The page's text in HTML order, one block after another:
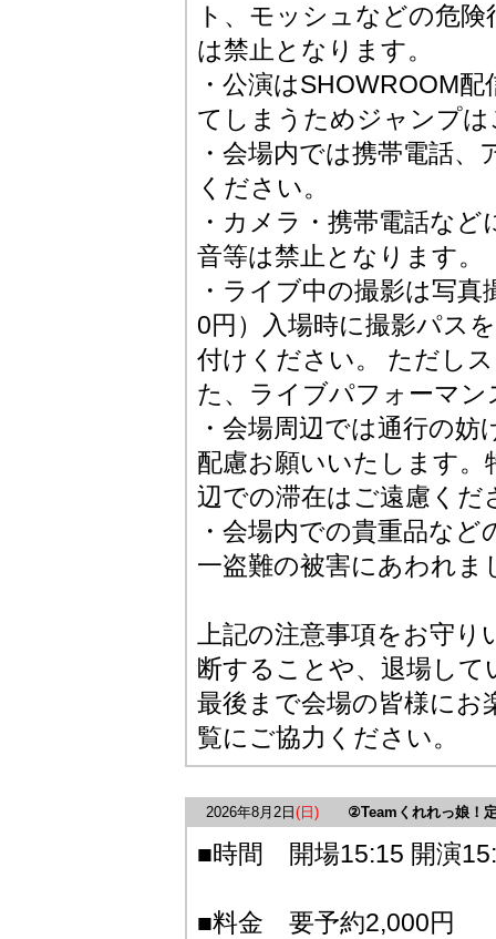
ト、モッシュなどの危
は禁止となります。
・公演はSHOWROOM
てしまうためジャンプ
・会場内では携帯電話
ください。
・カメラ・携帯電話な
音等は禁止となります。
・ライブ中の撮影は写
0円）入場時に撮影パス
付けください。 ただし
た、ライブパフォーマ
・会場周辺では通行の
配慮お願いいたします。
辺での滞在はご遠慮くだ
・会場内での貴重品な
一盗難の被害にあわれ
上記の注意事項をお守
断することや、退場し
最後まで会場の皆様にお
覧にご協力ください。
2026年8月2日 (日) ②Teamくれれっ娘！
■時間 開場15:15 開演
■料金 要予約2,000円